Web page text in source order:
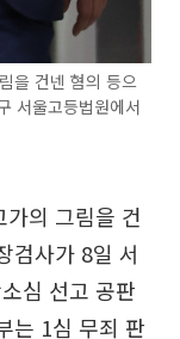
을 건넨 혐의 등으
서울고등법원에서
의 그림을 건
검사가 8일 서
심 선고 공판
는 1심 무죄 판